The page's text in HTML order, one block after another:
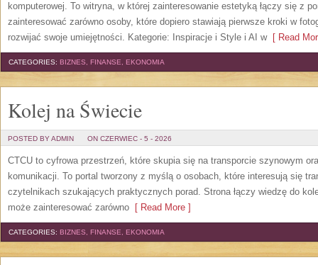
komputerowej. To witryna, w której zainteresowanie estetyką łączy się z
zainteresować zarówno osoby, które dopiero stawiają pierwsze kroki w
rozwijać swoje umiejętności. Kategorie: Inspiracje i Style i AI w[ Read
CATEGORIES: BIZNES, FINANSE, EKONOMIA
Kolej na Świecie
POSTED BY ADMIN ON CZERWIEC - 5 - 2026
CTCU to cyfrowa przestrzeń, które skupia się na transporcie szynowym
komunikacji. To portal tworzony z myślą o osobach, które interesują się
czytelnikach szukających praktycznych porad. Strona łączy wiedzę do
może zainteresować zarówno [ Read More ]
CATEGORIES: BIZNES, FINANSE, EKONOMIA